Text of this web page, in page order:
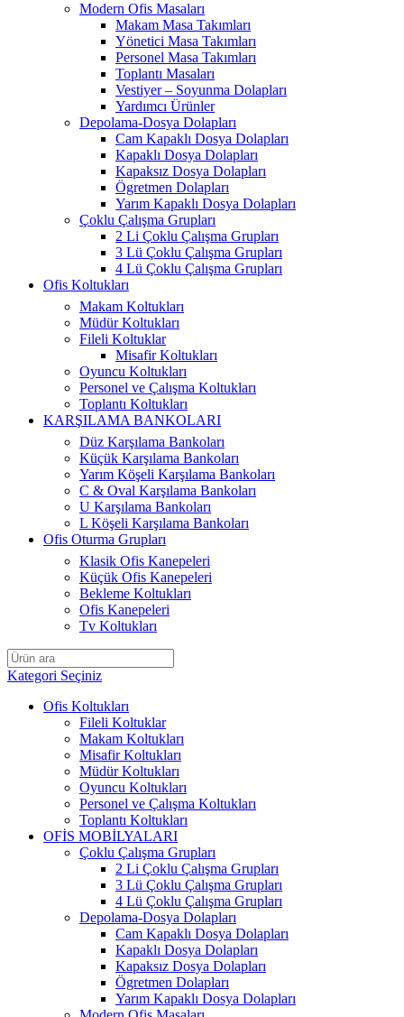
Modern Ofis Masaları
Makam Masa Takımları
Yönetici Masa Takımları
Personel Masa Takımları
Toplantı Masaları
Vestiyer – Soyunma Dolapları
Yardımcı Ürünler
Depolama-Dosya Dolapları
Cam Kapaklı Dosya Dolapları
Kapaklı Dosya Dolapları
Kapaksız Dosya Dolapları
Ögretmen Dolapları
Yarım Kapaklı Dosya Dolapları
Çoklu Çalışma Grupları
2 Li Çoklu Çalışma Grupları
3 Lü Çoklu Çalışma Grupları
4 Lü Çoklu Çalışma Grupları
Ofis Koltukları
Makam Koltukları
Müdür Koltukları
Fileli Koltuklar
Misafir Koltukları
Oyuncu Koltukları
Personel ve Çalışma Koltukları
Toplantı Koltukları
KARŞILAMA BANKOLARI
Düz Karşılama Bankoları
Küçük Karşılama Bankoları
Yarım Köşeli Karşılama Bankoları
C & Oval Karşılama Bankoları
U Karşılama Bankoları
L Köşeli Karşılama Bankoları
Ofis Oturma Grupları
Klasik Ofis Kanepeleri
Küçük Ofis Kanepeleri
Bekleme Koltukları
Ofis Kanepeleri
Tv Koltukları
Kategori Seçiniz
Ofis Koltukları
Fileli Koltuklar
Makam Koltukları
Misafir Koltukları
Müdür Koltukları
Oyuncu Koltukları
Personel ve Çalışma Koltukları
Toplantı Koltukları
OFİS MOBİLYALARI
Çoklu Çalışma Grupları
2 Li Çoklu Çalışma Grupları
3 Lü Çoklu Çalışma Grupları
4 Lü Çoklu Çalışma Grupları
Depolama-Dosya Dolapları
Cam Kapaklı Dosya Dolapları
Kapaklı Dosya Dolapları
Kapaksız Dosya Dolapları
Ögretmen Dolapları
Yarım Kapaklı Dosya Dolapları